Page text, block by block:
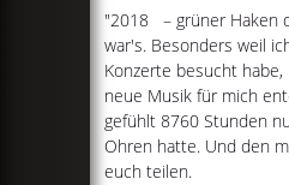
"2018 – grüner Haken
war's. Besonders weil
Konzerte besucht
neue Musik für mich
gefühlt 8760 Stunden
Ohren hatte. Und den
euch teilen.